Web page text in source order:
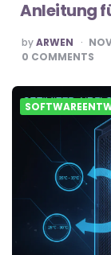
Anleitung
POSTED
BY
byARWEN
0 COMMENTS